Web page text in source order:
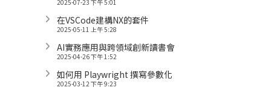
2025-07-23 下午 5:01
在VSCode建構NX的套件
2025-05-11 上午 5:28
AI實務應用與跨領域創新讀書會
2025-04-26 下午 1:52
如何用 Playwright 撰寫參數化
2025-03-12 下午 9:23